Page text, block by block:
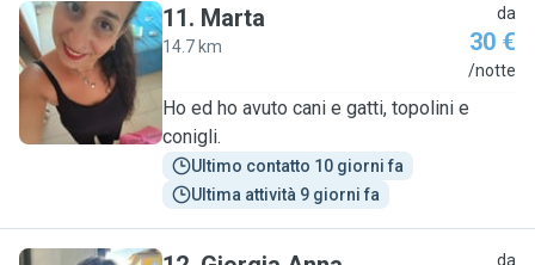
M
11. Marta
14.7 km
da
30 €
/notte
Ho ed ho avuto cani e gatti, topolini e
conigli.
Ultimo contatto 10 giorni fa
Ultima attività 9 giorni fa
da